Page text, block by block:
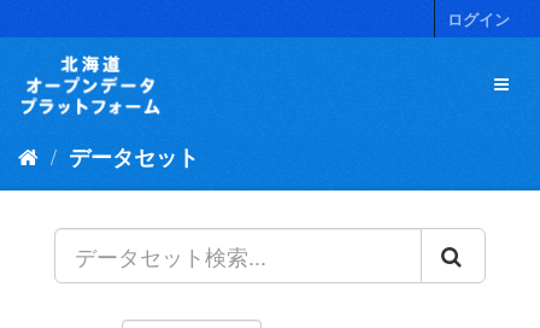
キ
ログイン
データセット